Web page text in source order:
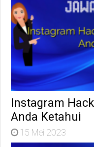
Instagram
Anda Ketahui
15 Mei 2023